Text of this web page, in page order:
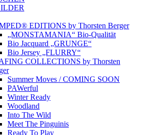
EDITIONS by Thorsten Berger
„MONSTAMANIA“ Bio-Qualität
Bio Jacquard „GRUNGE“
Bio Jersey „FLURRY“
COLLECTIONS by Thorsten
Summer Moves / COMING SOON
PAWerful
Winter Ready
Woodland
Into The Wild
Meet The Pinguinis
Ready To Play